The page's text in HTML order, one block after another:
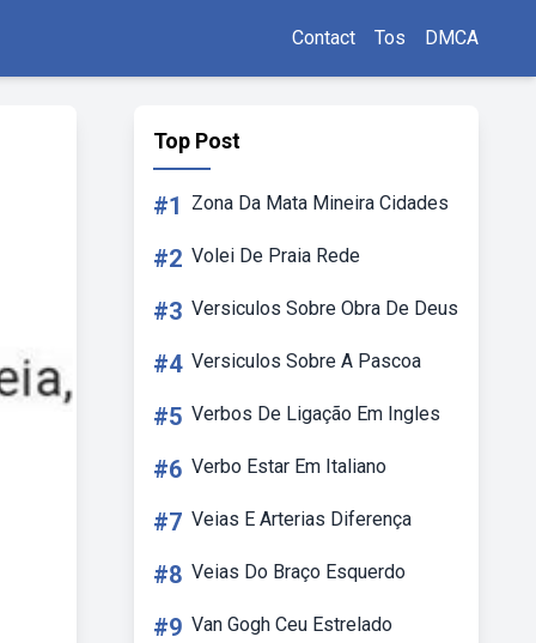
Contact Tos DMCA
Top Post
#1 Zona Da Mata Mineira Cidades
#2 Volei De Praia Rede
#3 Versiculos Sobre Obra De Deus
#4 Versiculos Sobre A Pascoa
#5 Verbos De Ligação Em Ingles
#6 Verbo Estar Em Italiano
#7 Veias E Arterias Diferença
#8 Veias Do Braço Esquerdo
#9 Van Gogh Ceu Estrelado